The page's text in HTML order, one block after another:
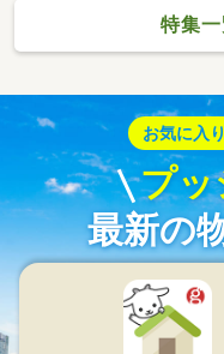
特集
お気に入
プッ
最新の